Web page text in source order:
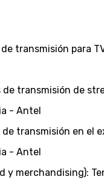
transmisión para
transmisión de
- Antel
transmisión en el
- Antel
y merchandising):